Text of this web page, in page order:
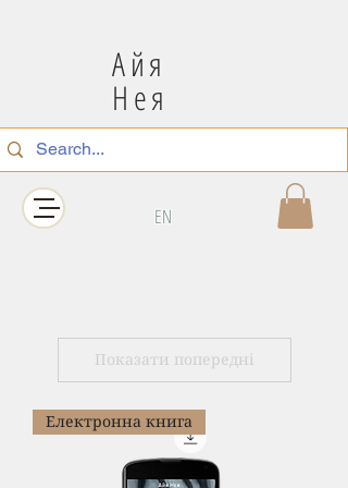
Айя
Нея
EN
Показати попередні
Електронна книга